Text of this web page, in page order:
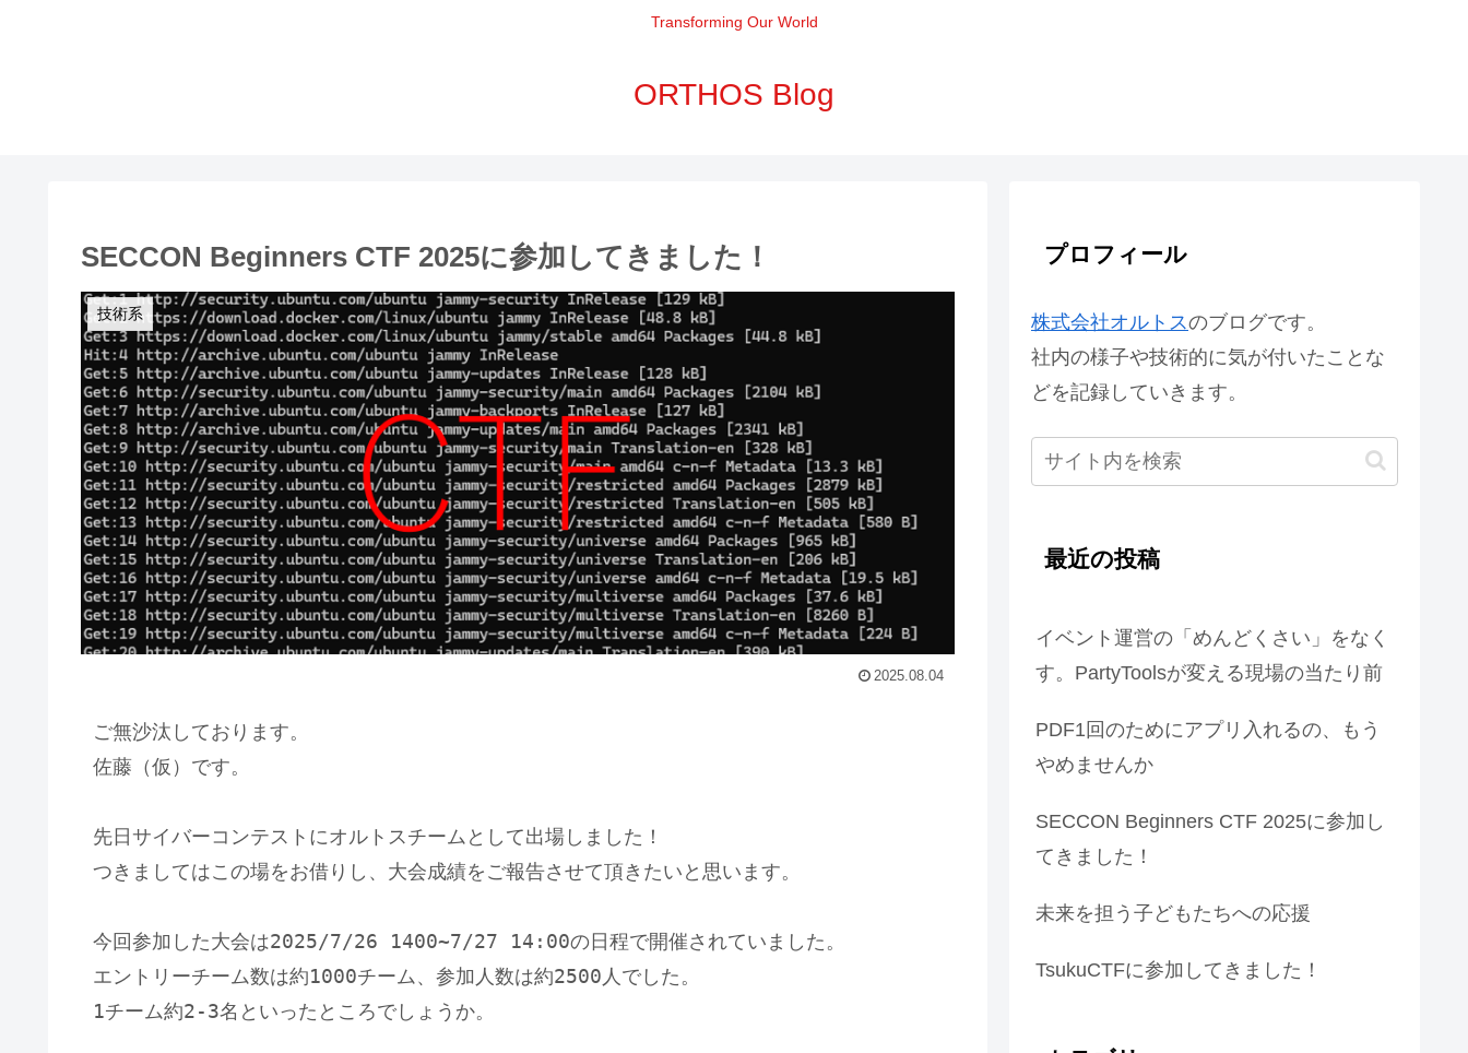
Transforming Our World
ORTHOS Blog
SECCON Beginners CTF 2025に参加してきました！
技術系
2025.08.04
ご無沙汰しております。
佐藤（仮）です。
先日サイバーコンテストにオルトスチームとして出場しました！
つきましてはこの場をお借りし、大会成績をご報告させて頂きたいと思います。
今回参加した大会は2025/7/26 1400~7/27 14:00の日程で開催されていました。
エントリーチーム数は約1000チーム、参加人数は約2500人でした。
1チーム約2-3名といったところでしょうか。
プロフィール
株式会社オルトスのブログです。
社内の様子や技術的に気が付いたことな
どを記録していきます。
最近の投稿
イベント運営の「めんどくさい」をなく
す。PartyToolsが変える現場の当たり前
PDF1回のためにアプリ入れるの、もう
やめませんか
SECCON Beginners CTF 2025に参加し
てきました！
未来を担う子どもたちへの応援
TsukuCTFに参加してきました！